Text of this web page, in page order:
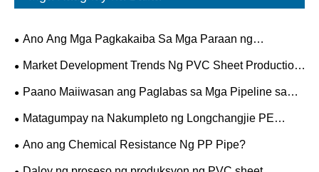
Ano Ang Mga Pagkakaiba Sa Mga Paraan ng
Koneksyon sa Pagitan ng PP At PVC Pipes?
Market Development Trends Ng PVC Sheet Production
Lines
Paano Maiiwasan ang Paglabas sa Mga Pipeline sa
Labas?
Matagumpay na Nakumpleto ng Longchangjie PE
Solid-wall Spiral-wound Pipe ang Trial Run!!!
Ano ang Chemical Resistance Ng PP Pipe?